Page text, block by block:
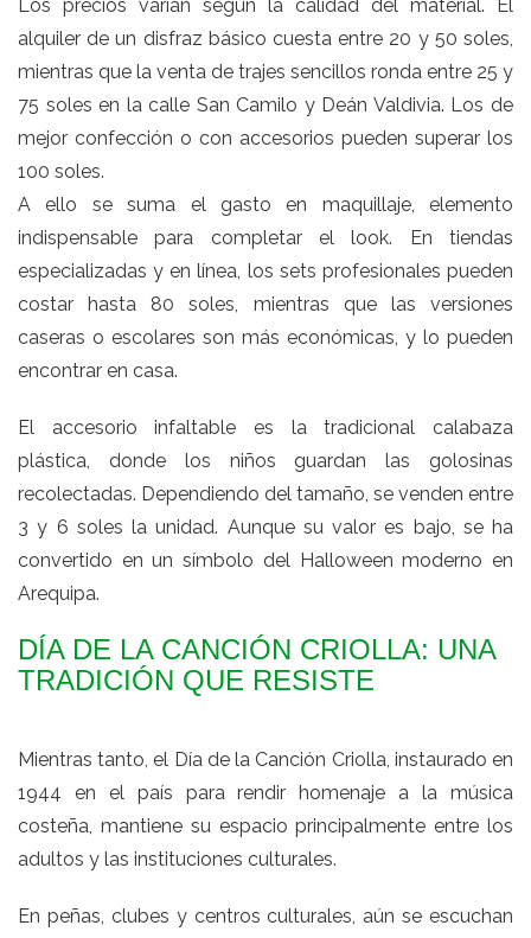
Los precios varían según la calidad del material. El
alquiler de un disfraz básico cuesta entre 20 y 50 soles,
mientras que la venta de trajes sencillos ronda entre 25 y
75 soles en la calle San Camilo y Deán Valdivia. Los de
mejor confección o con accesorios pueden superar los
100 soles.
A ello se suma el gasto en maquillaje, elemento
indispensable para completar el look. En tiendas
especializadas y en línea, los sets profesionales pueden
costar hasta 80 soles, mientras que las versiones
caseras o escolares son más económicas, y lo pueden
encontrar en casa.
El accesorio infaltable es la tradicional calabaza
plástica, donde los niños guardan las golosinas
recolectadas. Dependiendo del tamaño, se venden entre
3 y 6 soles la unidad. Aunque su valor es bajo, se ha
convertido en un símbolo del Halloween moderno en
Arequipa.
DÍA DE LA CANCIÓN CRIOLLA: UNA
TRADICIÓN QUE RESISTE
Mientras tanto, el Día de la Canción Criolla, instaurado en
1944 en el país para rendir homenaje a la música
costeña, mantiene su espacio principalmente entre los
adultos y las instituciones culturales.
En peñas, clubes y centros culturales, aún se escuchan